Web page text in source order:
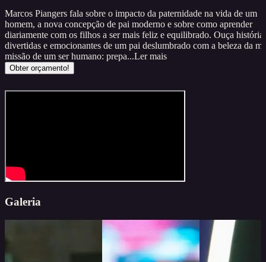
Marcos Piangers fala sobre o impacto da paternidade na vida de um
homem, a nova concepção de pai moderno e sobre como aprender
diariamente com os filhos a ser mais feliz e equilibrado. Ouça
divertidas e emocionantes de um pai deslumbrado com a beleza da
missão de um ser humano: prepa...Ler mais
Obter orçamento!
Galeria